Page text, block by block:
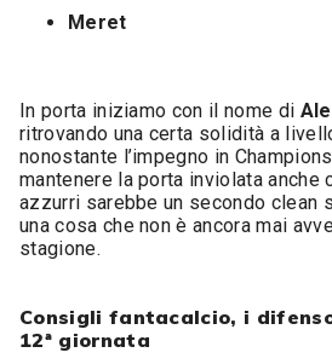
Meret
In porta iniziamo con il nome di
ritrovando una certa solidità a
nonostante l’impegno in
mantenere la porta inviolata anche
azzurri sarebbe un secondo clean
una cosa che non è ancora mai
stagione.
Consigli fantacalcio, i
12ª giornata